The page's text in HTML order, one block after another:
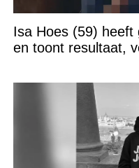
Isa Hoes (59) heeft
en toont resultaat,